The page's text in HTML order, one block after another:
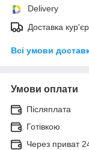
Delivery
Доставка
Всі умови
Умови оплати
Післяплата
Готівкою
Через приват